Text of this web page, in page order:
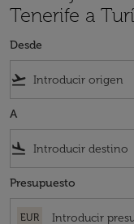
Tenerife a
Desde
flight_takeoff
A
flight_land
Presupuesto
EUR